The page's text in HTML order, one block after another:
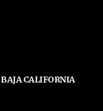
BAJA CALIFORNIA